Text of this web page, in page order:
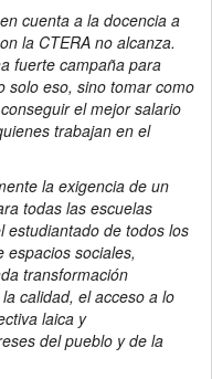
cuenta a la docencia a
la CTERA no alcanza.
fuerte campaña para
solo eso, sino tomar como
el mejor salario
trabajan en el
la exigencia de un
todas las escuelas
estudiantado de todos los
espacios sociales,
transformación
calidad, el acceso a lo
laica y
del pueblo y de la